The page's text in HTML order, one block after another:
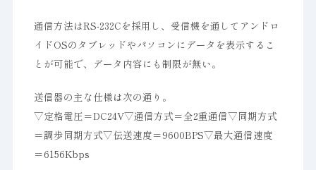
通信方法はRS-232Cを採用し、受信機を通してアンドロ
イドOSのタブレッドやパソコンにデータを表示するこ
とが可能で、データ内容にも制限が無い。
送信器の主な仕様は次の通り。
▽定格電圧＝DC24V▽通信方式＝全2重通信▽同期方式
＝調歩同期方式▽伝送速度＝9600BPS▽最大通信速度
＝6156Kbps